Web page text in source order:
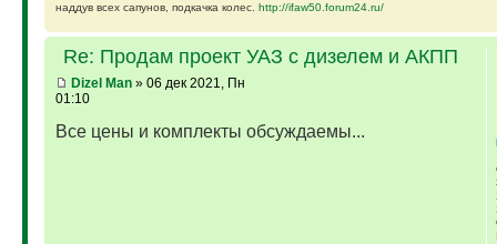
наддув всех сапунов, подкачка колес. http://ifaw50.forum24.ru/
Re: Продам проект УАЗ с дизелем и АКПП
Dizel Man» 06 дек 2021, Пн
01:10
Все цены и комплекты обсуждаемы...